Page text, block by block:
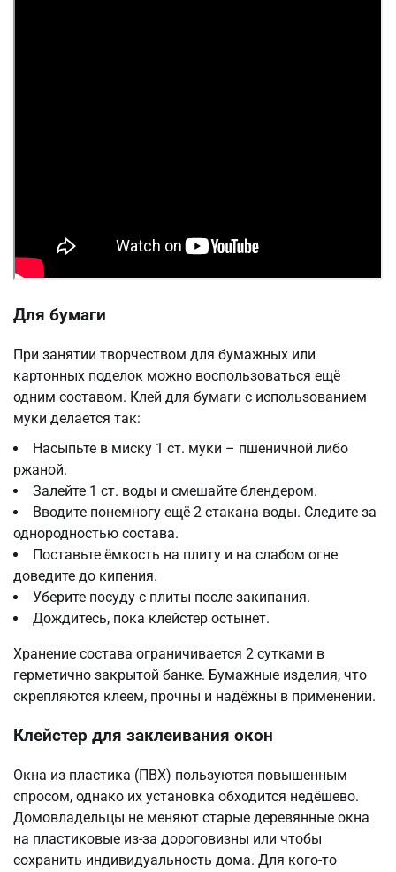
Для бумаги
При занятии творчеством для бумажных или
картонных поделок можно воспользоваться ещё
одним составом. Клей для бумаги с использованием
муки делается так:
Насыпьте в миску 1 ст. муки – пшеничной либо
ржаной.
Залейте 1 ст. воды и смешайте блендером.
Вводите понемногу ещё 2 стакана воды. Следите за
однородностью состава.
Поставьте ёмкость на плиту и на слабом огне
доведите до кипения.
Уберите посуду с плиты после закипания.
Дождитесь, пока клейстер остынет.
Хранение состава ограничивается 2 сутками в
герметично закрытой банке. Бумажные изделия, что
скрепляются клеем, прочны и надёжны в применении.
Клейстер для заклеивания окон
Окна из пластика (ПВХ) пользуются повышенным
спросом, однако их установка обходится недёшево.
Домовладельцы не меняют старые деревянные окна
на пластиковые из-за дороговизны или чтобы
сохранить индивидуальность дома. Для кого-то